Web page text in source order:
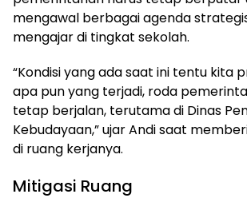
mengawal berbagai agenda
mengajar di tingkat sekolah.
“Kondisi yang ada saat ini tentu kita
apa pun yang terjadi, roda
tetap berjalan, terutama di Dinas
Kebudayaan,” ujar Andi saat
di ruang kerjanya.
Mitigasi Ruang